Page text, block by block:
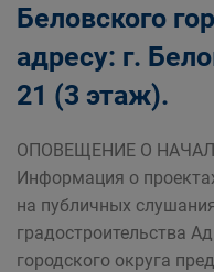
Беловского
адресу: г.
21 (3 этаж).
ОПОВЕЩЕНИЕ О
Информация о
на публичных
градостроительства
городского округа